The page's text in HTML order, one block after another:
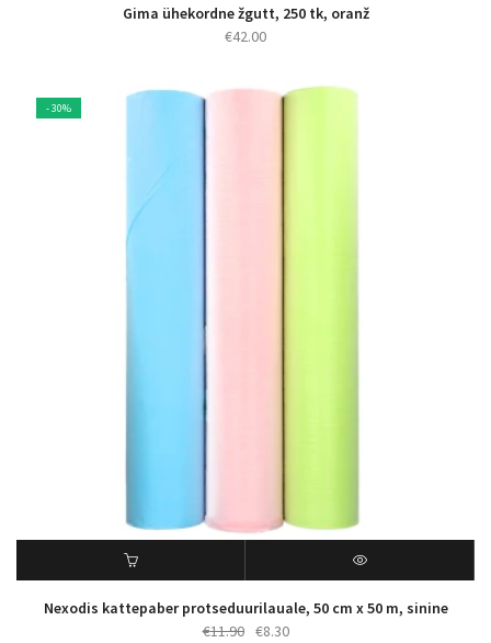
Gima ühekordne žgutt, 250 tk, oranž
€42.00
- 30%
Nexodis kattepaber protseduurilauale, 50 cm x 50 m, sinine
€11.90 Algne
€8.30Praegune